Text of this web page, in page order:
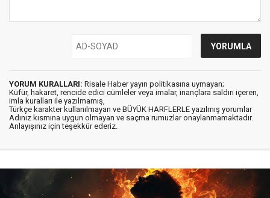
YORUM KURALLARI: Risale Haber yayın politikasına uymayan;
Küfür, hakaret, rencide edici cümleler veya imalar, inançlara saldırı içeren,
imla kuralları ile yazılmamış,
Türkçe karakter kullanılmayan ve BÜYÜK HARFLERLE yazılmış yorumlar
Adınız kısmına uygun olmayan ve saçma rumuzlar onaylanmamaktadır.
Anlayışınız için teşekkür ederiz.